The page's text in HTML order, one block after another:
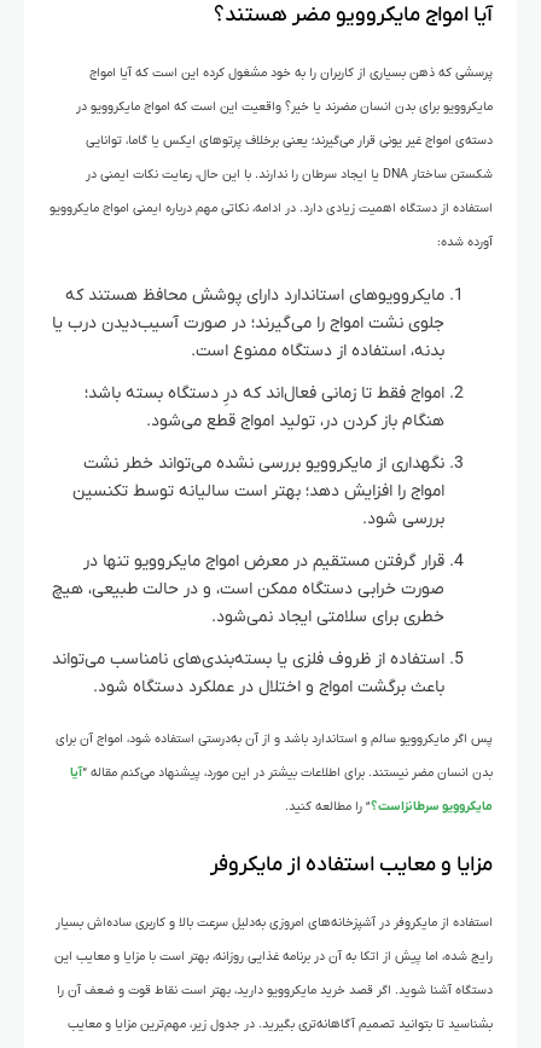
آیا امواج مایکروویو مضر هستند؟
پرسشی که ذهن بسیاری از کاربران را به خود مشغول کرده این است که آیا امواج
مایکروویو برای بدن انسان مضرند یا خیر؟ واقعیت این است که امواج مایکروویو در
دسته‌ی امواج غیر یونی قرار می‌گیرند؛ یعنی برخلاف پرتوهای ایکس یا گاما، توانایی
شکستن ساختار DNA یا ایجاد سرطان را ندارند. با این حال، رعایت نکات ایمنی در
استفاده از دستگاه اهمیت زیادی دارد. در ادامه، نکاتی مهم درباره ایمنی امواج مایکروویو
آورده شده:
مایکروویوهای استاندارد دارای پوشش محافظ هستند که
جلوی نشت امواج را می‌گیرند؛ در صورت آسیب‌دیدن درب یا
بدنه، استفاده از دستگاه ممنوع است.
امواج فقط تا زمانی فعال‌اند که درِ دستگاه بسته باشد؛
هنگام باز کردن در، تولید امواج قطع می‌شود.
نگهداری از مایکروویو بررسی نشده می‌تواند خطر نشت
امواج را افزایش دهد؛ بهتر است سالیانه توسط تکنسین
بررسی شود.
قرار گرفتن مستقیم در معرض امواج مایکروویو تنها در
صورت خرابی دستگاه ممکن است، و در حالت طبیعی، هیچ
خطری برای سلامتی ایجاد نمی‌شود.
استفاده از ظروف فلزی یا بسته‌بندی‌های نامناسب می‌تواند
باعث برگشت امواج و اختلال در عملکرد دستگاه شود.
پس اگر مایکروویو سالم و استاندارد باشد و از آن به‌درستی استفاده شود، امواج آن برای
بدن انسان مضر نیستند. برای اطلاعات بیشتر در این مورد، پیشنهاد می‌کنم مقاله “آیا
مایکروویو سرطانزاست؟” را مطالعه کنید.
مزایا و معایب استفاده از مایکروفر
استفاده از مایکروفر در آشپزخانه‌های امروزی به‌دلیل سرعت بالا و کاربری ساده‌اش بسیار
رایج شده، اما پیش از اتکا به آن در برنامه غذایی روزانه، بهتر است با مزایا و معایب این
دستگاه آشنا شوید. اگر قصد خرید مایکروویو دارید، بهتر است نقاط قوت و ضعف آن را
بشناسید تا بتوانید تصمیم آگاهانه‌تری بگیرید. در جدول زیر، مهم‌ترین مزایا و معایب